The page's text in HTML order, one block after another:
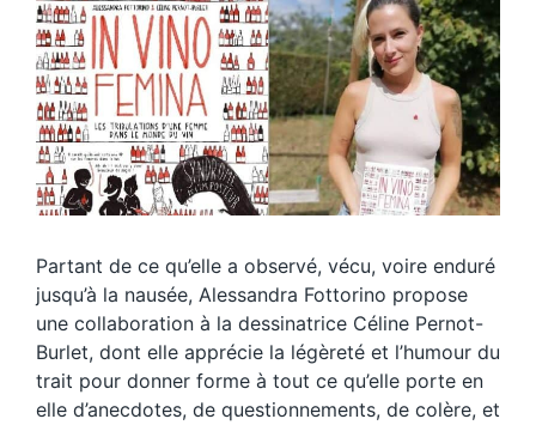
Partant de ce qu’elle a observé, vécu, voire enduré
jusqu’à la nausée, Alessandra Fottorino propose
une collaboration à la dessinatrice Céline Pernot-
Burlet, dont elle apprécie la légèreté et l’humour du
trait pour donner forme à tout ce qu’elle porte en
elle d’anecdotes, de questionnements, de colère, et